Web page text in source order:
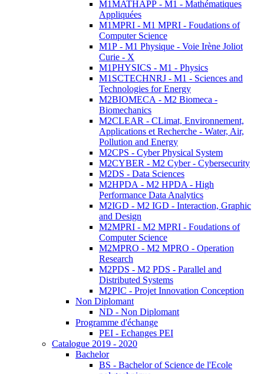
M1MATHAPP - M1 - Mathématiques
Appliquées
M1MPRI - M1 MPRI - Foudations of
Computer Science
M1P - M1 Physique - Voie Irène Joliot
Curie - X
M1PHYSICS - M1 - Physics
M1SCTECHNRJ - M1 - Sciences and
Technologies for Energy
M2BIOMECA - M2 Biomeca -
Biomechanics
M2CLEAR - CLimat, Environnement,
Applications et Recherche - Water, Air,
Pollution and Energy
M2CPS - Cyber Physical System
M2CYBER - M2 Cyber - Cybersecurity
M2DS - Data Sciences
M2HPDA - M2 HPDA - High
Performance Data Analytics
M2IGD - M2 IGD - Interaction, Graphic
and Design
M2MPRI - M2 MPRI - Foudations of
Computer Science
M2MPRO - M2 MPRO - Operation
Research
M2PDS - M2 PDS - Parallel and
Distributed Systems
M2PIC - Projet Innovation Conception
Non Diplomant
ND - Non Diplomant
Programme d'échange
PEI - Echanges PEI
Catalogue 2019 - 2020
Bachelor
BS - Bachelor of Science de l'Ecole